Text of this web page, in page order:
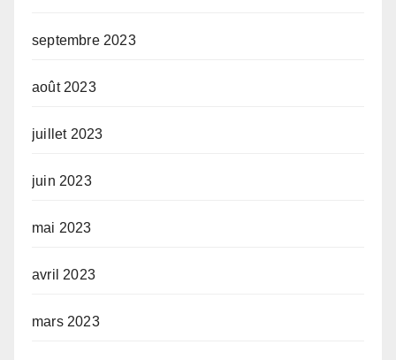
septembre 2023
août 2023
juillet 2023
juin 2023
mai 2023
avril 2023
mars 2023